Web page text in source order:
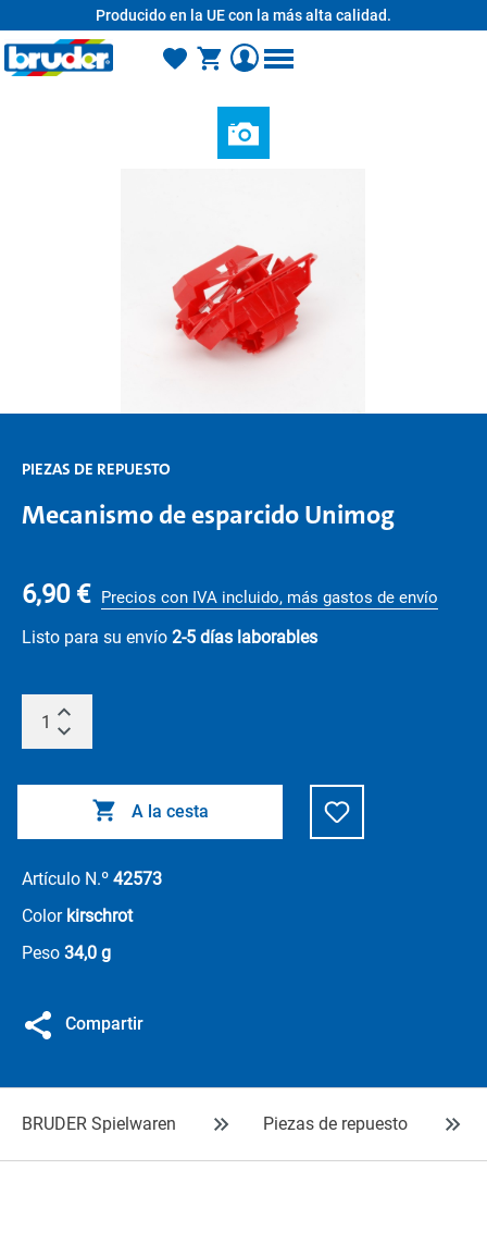
Producido en la UE con la más alta calidad.
PIEZAS DE REPUESTO
Mecanismo de esparcido Unimog
6,90 € Precios con IVA incluido, más gastos de envío
Listo para su envío 2-5 días laborables
A la cesta
Artículo N.º 42573
Color kirschrot
Peso 34,0 g
Compartir
BRUDER Spielwaren Piezas de repuesto